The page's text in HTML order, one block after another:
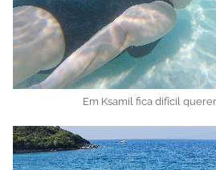
Em Ksamil fica difícil